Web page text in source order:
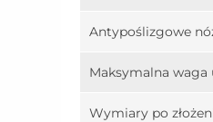
Antypoślizgowe
Maksymalna waga
Wymiary po